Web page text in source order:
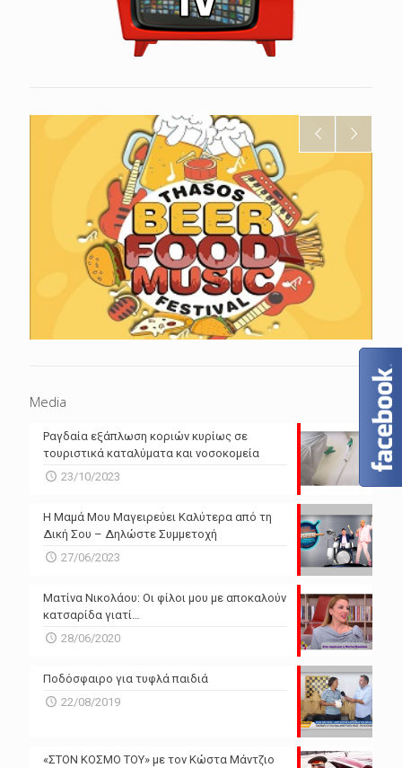
Media
Ραγδαία εξάπλωση κοριών κυρίως σε
τουριστικά καταλύματα και νοσοκομεία
23/10/2023
Η Μαμά Μου Μαγειρεύει Καλύτερα από τη
Δική Σου – Δηλώστε Συμμετοχή
27/06/2023
Ματίνα Νικολάου: Οι φίλοι μου με αποκαλούν
κατσαρίδα γιατί…
28/06/2020
Ποδόσφαιρο για τυφλά παιδιά
22/08/2019
«ΣΤΟΝ ΚΟΣΜΟ ΤΟΥ» με τον Κώστα Μάντζιο